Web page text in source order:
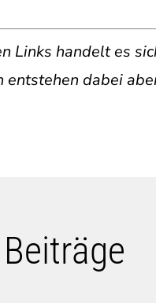
Links handelt es
entstehen dabei